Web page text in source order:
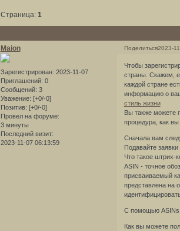
Страница: 1
Поделиться2023-
Maion
Зарегистрирован: 2023-11-07
Приглашений: 0
Сообщений: 3
Уважение: [+0/-0]
Позитив: [+0/-0]
Провел на форуме:
3 минуты
Последний визит:
2023-11-07 06:13:59
Чтобы
страны. Скажем,
каждой стране
информацию о
стиль жизни
Вы также можете
процедура, как
Сначала вам
Подавайте
Что такое штрих-
ASIN - точное
присваиваемый
представлена на
С помощью ASINs
Как вы можете